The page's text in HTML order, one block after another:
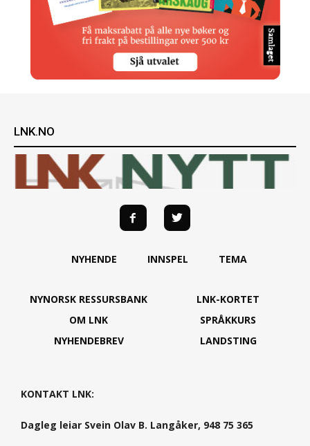
LNK.NO
NYHENDE INNSPEL TEMA
NYNORSK RESSURSBANK
OM LNK
NYHENDEBREV
LNK-KORTET
SPRÅKKURS
LANDSTING
KONTAKT LNK:
Dagleg leiar Svein Olav B. Langåker, 948 75 365